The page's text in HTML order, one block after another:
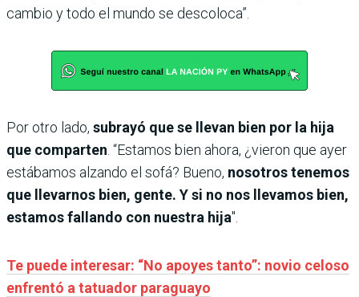
cambio y todo el mundo se descoloca”.
Por otro lado, subrayó que se llevan bien por la hija
que comparten . “Estamos bien ahora, ¿vieron que ayer
estábamos alzando el sofá? Bueno, nosotros tenemos
que llevarnos bien, gente. Y si no nos llevamos bien,
estamos fallando con nuestra hija".
Te puede interesar: “No apoyes tanto”: novio celoso
enfrentó a tatuador paraguayo